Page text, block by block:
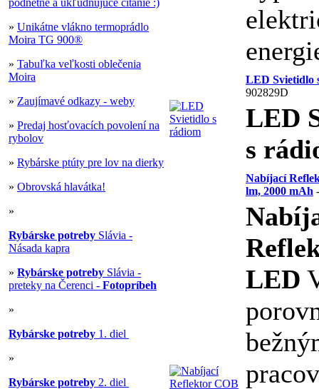
podnetné a ukľudňujúce čítanie :)
» Unikátne vlákno termoprádlo
Moira TG 900®
» Tabuľka veľkosti oblečenia
Moira
» Zaujímavé odkazy - weby
» Predaj hosťovacích povolení na
rybolov
» Rybárske ptúty pre lov na dierky
» Obrovská hlavátka!
»
Rybárske potreby Slávia -
Násada kapra
» Rybárske potreby Slávia -
preteky na Čerenci - Fotopríbeh
»
Rybárske potreby 1. diel
»
Rybárske potreby 2. diel
LED Svietidlo
902829D
LED
s
Nabíjací
lm, 2000 mAh
LED